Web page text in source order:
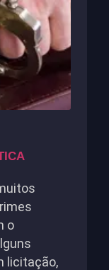
o
licitação,